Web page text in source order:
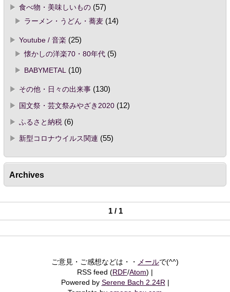
食べ物・美味しいもの(57)
ラーメン・うどん・蕎麦(14)
Youtube / 音楽 (25)
懐かしの洋楽70・80年代(5)
BABYMETAL
(10)
その他・日々の出来事(130)
国文祭・芸文祭みやざき2020(12)
ふるさと納税(6)
新型コロナウイルス関連 (55)
Archives
1 / 1
ご意見・ご感想などは・・ メールで(^^)
RSS feed (RDF/Atom)
Powered by Serene Bach 2.24R